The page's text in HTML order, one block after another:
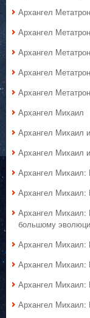
Архангел
Архангел
Архангел
Архангел
Архангел
Архангел Михаил
Архангел Михаил
Архангел Михаил
Архангел Михаил:
Архангел Михаил:
Архангел Михаил:
большому
Архангел
Архангел
Архангел Михаил:
Архангел Михаил: